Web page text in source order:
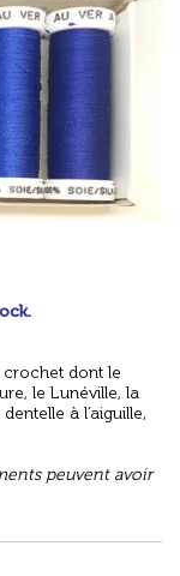
dont le
le Lunéville, la
à l’aiguille,
peuvent avoir